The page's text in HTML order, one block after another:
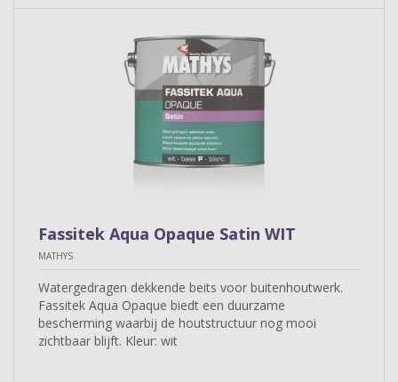
Fassitek Aqua Opaque Satin WIT
MATHYS
Watergedragen dekkende beits voor buitenhoutwerk.
Fassitek Aqua Opaque biedt een duurzame
bescherming waarbij de houtstructuur nog mooi
zichtbaar blijft. Kleur: wit